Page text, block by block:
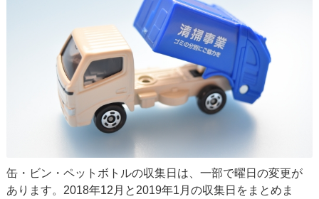
缶・ビン・ペットボトルの収集日は、一部で曜日の変更が
あります。2018年12月と2019年1月の収集日をまとめま